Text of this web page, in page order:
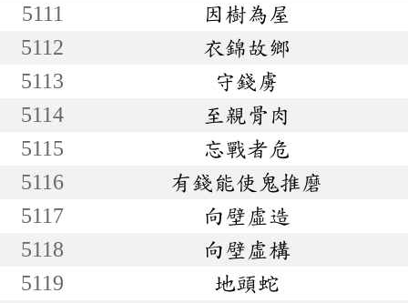
5111
因樹為屋
5112
衣錦故鄉
5113
守錢虜
5114
至親骨肉
5115
忘戰者危
5116
有錢能使鬼推磨
5117
向壁虛造
5118
向壁虛構
5119
地頭蛇